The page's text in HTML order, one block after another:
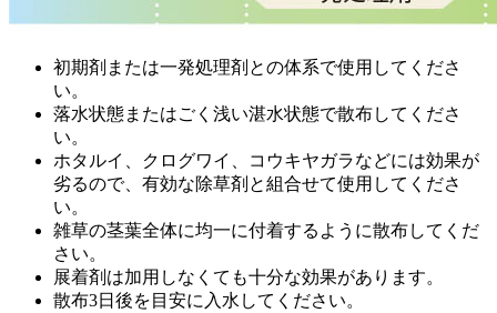
初期剤または一発処理剤との体系で使用してくださ
い。
落水状態またはごく浅い湛水状態で散布してくださ
い。
ホタルイ、クログワイ、コウキヤガラなどには効果が
劣るので、有効な除草剤と組合せて使用してくださ
い。
雑草の茎葉全体に均一に付着するように散布してくだ
さい。
展着剤は加用しなくても十分な効果があります。
散布3日後を目安に入水してください。